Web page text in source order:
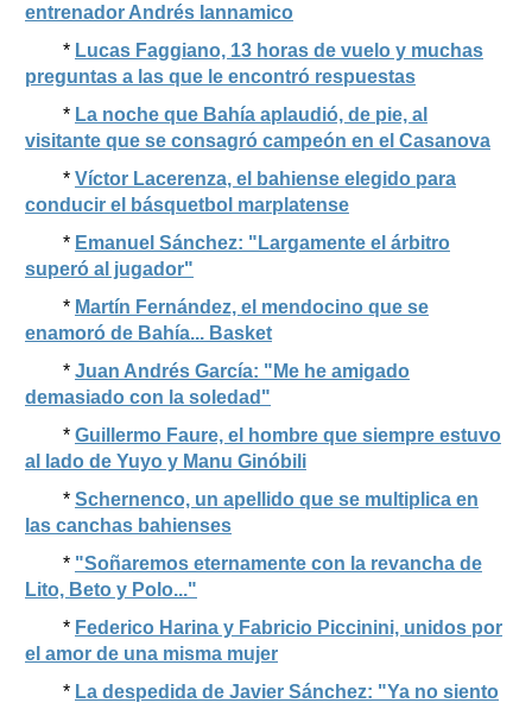
entrenador Andrés Iannamico
* Lucas Faggiano, 13 horas de vuelo y muchas
preguntas a las que le encontró respuestas
* La noche que Bahía aplaudió, de pie, al
visitante que se consagró campeón en el Casanova
* Víctor Lacerenza, el bahiense elegido para
conducir el básquetbol marplatense
* Emanuel Sánchez: "Largamente el árbitro
superó al jugador"
* Martín Fernández, el mendocino que se
enamoró de Bahía... Basket
* Juan Andrés García: "Me he amigado
demasiado con la soledad"
* Guillermo Faure, el hombre que siempre estuvo
al lado de Yuyo y Manu Ginóbili
* Schernenco, un apellido que se multiplica en
las canchas bahienses
* "Soñaremos eternamente con la revancha de
Lito, Beto y Polo..."
* Federico Harina y Fabricio Piccinini, unidos por
el amor de una misma mujer
* La despedida de Javier Sánchez: "Ya no siento